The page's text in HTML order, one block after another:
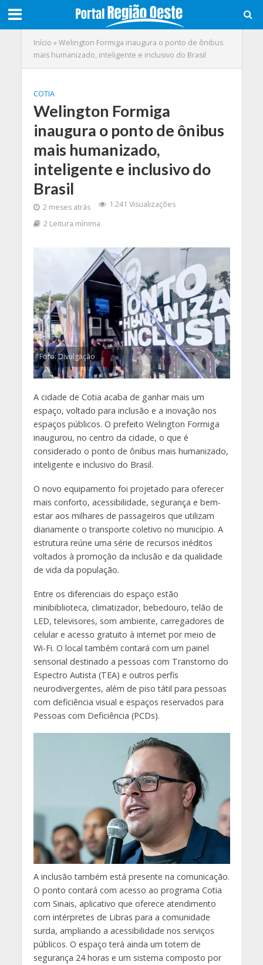
Início »Welington Formiga inaugura o ponto de ônibus
mais humanizado, inteligente e inclusivo do Brasil
COTIA
Welington Formiga
inaugura o ponto de ônibus
mais humanizado,
inteligente e inclusivo do
Brasil
2 meses atrás
1.241 Visualizações
2 Leitura mínima
Foto: Divulgação
A cidade de Cotia acaba de ganhar mais um
espaço, voltado para inclusão e a inovação nos
espaços públicos. O prefeito Welington Formiga
inaugurou, no centro da cidade, o que é
considerado o ponto de ônibus mais humanizado,
inteligente e inclusivo do Brasil.
O novo equipamento foi projetado para oferecer
mais conforto, acessibilidade, segurança e bem-
estar aos milhares de passageiros que utilizam
diariamente o transporte coletivo no município. A
estrutura reúne uma série de recursos inéditos
voltados à promoção da inclusão e da qualidade
de vida da população.
Entre os diferenciais do espaço estão
minibiblioteca, climatizador, bebedouro, telão de
LED, televisores, som ambiente, carregadores de
celular e acesso gratuito à internet por meio de
Wi-Fi. O local também contará com um painel
sensorial destinado a pessoas com Transtorno do
Espectro Autista (TEA) e outros perfis
neurodivergentes, além de piso tátil para pessoas
com deficiência visual e espaços reservados para
Pessoas com Deficiência (PCDs).
A inclusão também está presente na comunicação.
O ponto contará com acesso ao programa Cotia
com Sinais, aplicativo que oferece atendimento
com intérpretes de Libras para a comunidade
surda, ampliando a acessibilidade nos serviços
públicos. O espaço terá ainda um totem de
segurança 24 horas e um sistema composto por